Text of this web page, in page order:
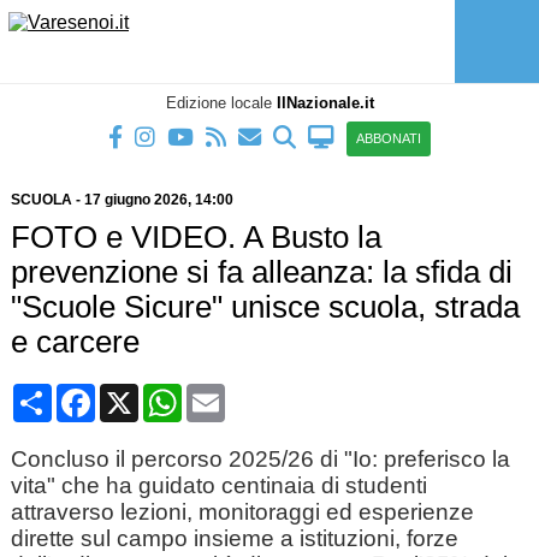
Edizione locale IlNazionale.it
ABBONATI
SCUOLA- 17 giugno 2026, 14:00
FOTO e VIDEO. A Busto la
prevenzione si fa alleanza: la sfida di
"Scuole Sicure" unisce scuola, strada
e carcere
CondividiFacebook
X WhatsApp
Email
Concluso il percorso 2025/26 di "Io: preferisco la
vita" che ha guidato centinaia di studenti
attraverso lezioni, monitoraggi ed esperienze
dirette sul campo insieme a istituzioni, forze